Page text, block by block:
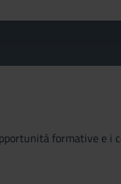
formative e